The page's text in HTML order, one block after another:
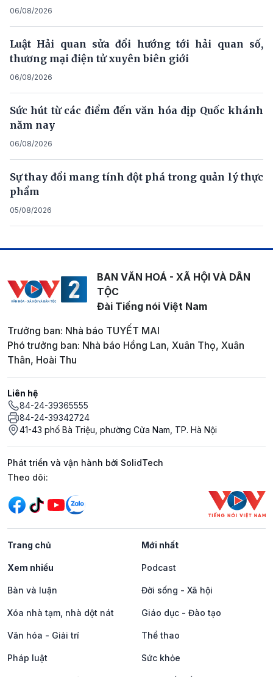
06/08/2026
Luật Hải quan sửa đổi hướng tới hải quan số,
thương mại điện tử xuyên biên giới
06/08/2026
Sức hút từ các điểm đến văn hóa dịp Quốc khánh
năm nay
06/08/2026
Sự thay đổi mang tính đột phá trong quản lý thực
phẩm
05/08/2026
BAN VĂN HOÁ - XÃ HỘI VÀ DÂN
TỘC
Đài Tiếng nói Việt Nam
Trưởng ban: Nhà báo TUYẾT MAI
Phó trưởng ban: Nhà báo Hồng Lan, Xuân Thọ, Xuân
Thân, Hoài Thu
Liên hệ
84-24-39365555
84-24-39342724
41-43 phố Bà Triệu, phường Cửa Nam, TP. Hà Nội
Phát triển và vận hành bởi SolidTech
Mạng xã hội
Theo dõi:
Trang chủ Mới nhất
Xem nhiều Podcast
Bàn và luận Đời sống - Xã hội
Xóa nhà tạm, nhà dột nát Giáo dục - Đào tạo
Văn hóa - Giải trí Thể thao
Pháp luật Sức khỏe